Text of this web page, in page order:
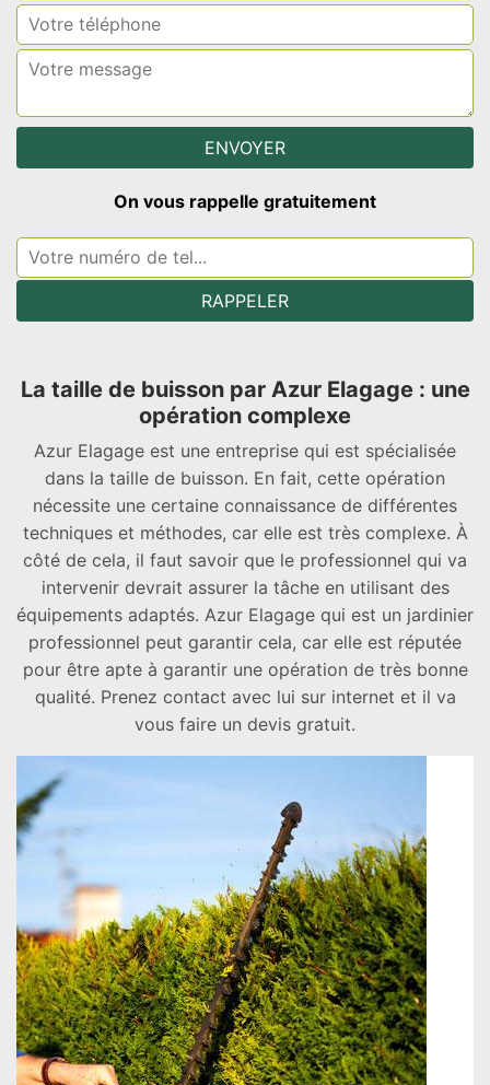
On vous rappelle gratuitement
La taille de buisson par Azur Elagage : une
opération complexe
Azur Elagage est une entreprise qui est spécialisée
dans la taille de buisson. En fait, cette opération
nécessite une certaine connaissance de différentes
techniques et méthodes, car elle est très complexe. À
côté de cela, il faut savoir que le professionnel qui va
intervenir devrait assurer la tâche en utilisant des
équipements adaptés. Azur Elagage qui est un jardinier
professionnel peut garantir cela, car elle est réputée
pour être apte à garantir une opération de très bonne
qualité. Prenez contact avec lui sur internet et il va
vous faire un devis gratuit.